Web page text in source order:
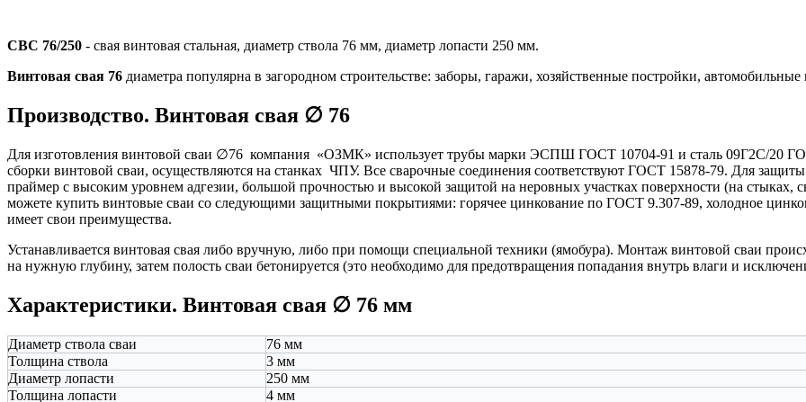
СВС 76/250 - свая винтовая стальная, диаметр ствола 76 мм, диаметр лопасти 250 мм.
Винтовая свая 76 диаметра популярна в загородном строительстве: заборы, гаражи, хозяйственные постройки,
Производство. Винтовая свая ∅ 76
Для изготовления винтовой сваи ∅76 компания «ОЗМК» использует трубы марки ЭСПШ ГОСТ 10704-91 и сталь 09Г2С/20
сборки винтовой сваи, осуществляются на станках ЧПУ. Все сварочные соединения соответствуют ГОСТ 15878-79. Для
праймер с высоким уровнем адгезии, большой прочностью и высокой защитой на неровных участках поверхности (на
можете купить винтовые сваи со следующими защитными покрытиями: горячее цинкование по ГОСТ 9.307-89, холодное
имеет свои преимущества.
Устанавливается винтовая свая либо вручную, либо при помощи специальной техники (ямобура). Монтаж винтовой сваи
на нужную глубину, затем полость сваи бетонируется (это необходимо для предотвращения попадания внутрь влаги и
Характеристики. Винтовая свая ∅ 76 мм
Диаметр ствола сваи
76 мм
Толщина ствола
3 мм
Диаметр лопасти
250 мм
Толщина лопасти
4 мм